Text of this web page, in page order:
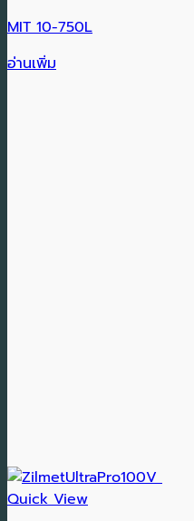
MIT 10-750L
อ่านเพิ่ม
Quick View